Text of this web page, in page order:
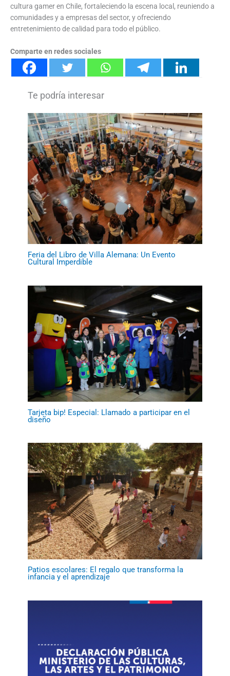
cultura gamer en Chile, fortaleciendo la escena local, reuniendo a
comunidades y a empresas del sector, y ofreciendo
entretenimiento de calidad para todo el público.
Comparte en redes sociales
Feria del Libro de Villa Alemana: Un Evento
Cultural Imperdible
Tarjeta bip! Especial: Llamado a participar en el
diseño
Patios escolares: El regalo que transforma la
infancia y el aprendizaje